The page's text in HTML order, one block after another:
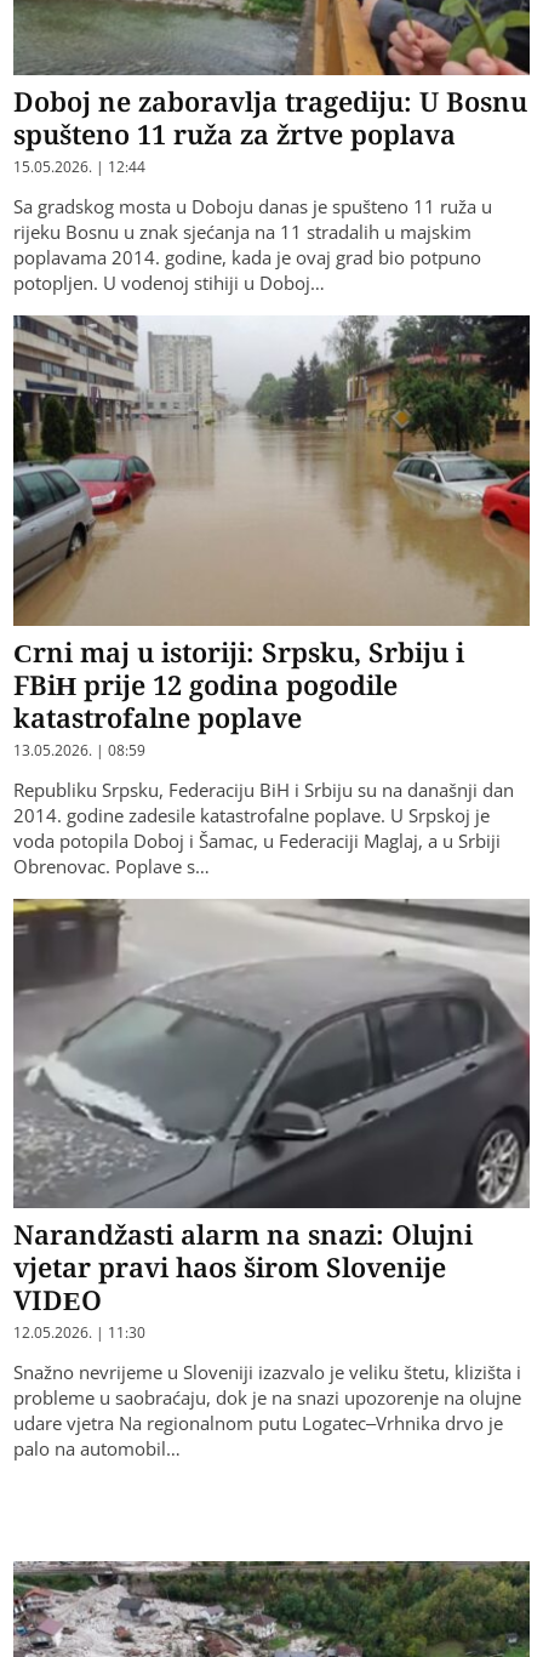
Doboj ne zaboravlja tragediju: U Bosnu
spušteno 11 ruža za žrtve poplava
15.05.2026. | 12:44
Sa gradskog mosta u Doboju danas je spušteno 11 ruža u
rijeku Bosnu u znak sjećanja na 11 stradalih u majskim
poplavama 2014. godine, kada je ovaj grad bio potpuno
potopljen. U vodenoj stihiji u Doboj…
Crni maj u istoriji: Srpsku, Srbiju i
FBiH prije 12 godina pogodile
katastrofalne poplave
13.05.2026. | 08:59
Republiku Srpsku, Federaciju BiH i Srbiju su na današnji dan
2014. godine zadesile katastrofalne poplave. U Srpskoj je
voda potopila Doboj i Šamac, u Federaciji Maglaj, a u Srbiji
Obrenovac. Poplave s…
Narandžasti alarm na snazi: Olujni
vjetar pravi haos širom Slovenije
VIDEO
12.05.2026. | 11:30
Snažno nevrijeme u Sloveniji izazvalo je veliku štetu, klizišta i
probleme u saobraćaju, dok je na snazi upozorenje na olujne
udare vjetra Na regionalnom putu Logatec–Vrhnika drvo je
palo na automobil…